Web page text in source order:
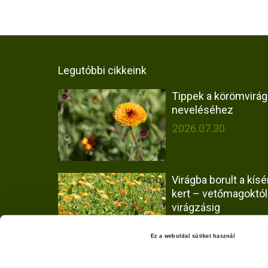
Ez a weboldal sütiket használ
g
y
z
é
s
e
k
l
Legutóbbi cikkeink
Tippek a körömvirág
neveléséhez
2026.07.30.
Virágba borult a
kert –
virágzásig